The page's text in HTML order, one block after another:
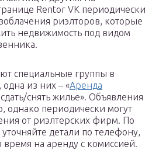
Rentor VK периодически
риэлторов, которые
недвижимость под видом
специальные группы в
одна из них – «Аренда
снять жилье». Объявления
однако периодически могут
от риэлтерских фирм. По
детали по телефону,
время на аренду с комиссией.